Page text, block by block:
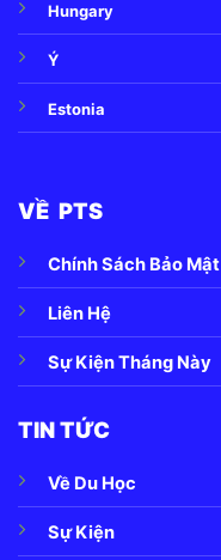
Hungary
Ý
Estonia
VỀ PTS
Chính Sách Bảo Mật
Liên Hệ
Sự Kiện Tháng Này
TIN TỨC
Về Du Học
Sự Kiện